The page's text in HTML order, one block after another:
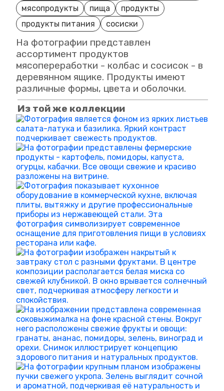
мясопродукты
пища
продукты
продукты питания
сосиски
На фотографии представлен
ассортимент продуктов
мясопереработки - колбас и сосисок - в
деревянном ящике. Продукты имеют
различные формы, цвета и оболочки.
Из той же коллекции